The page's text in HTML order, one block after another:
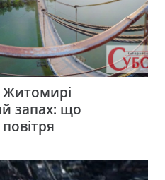
Житомирі
запах: що